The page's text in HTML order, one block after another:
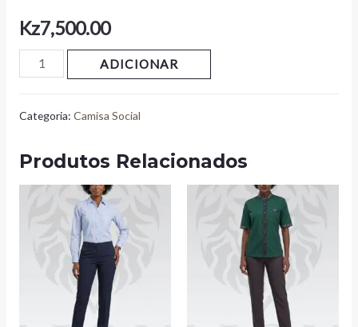
Kz7,500.00
ADICIONAR
Categoria: Camisa Social
Produtos Relacionados